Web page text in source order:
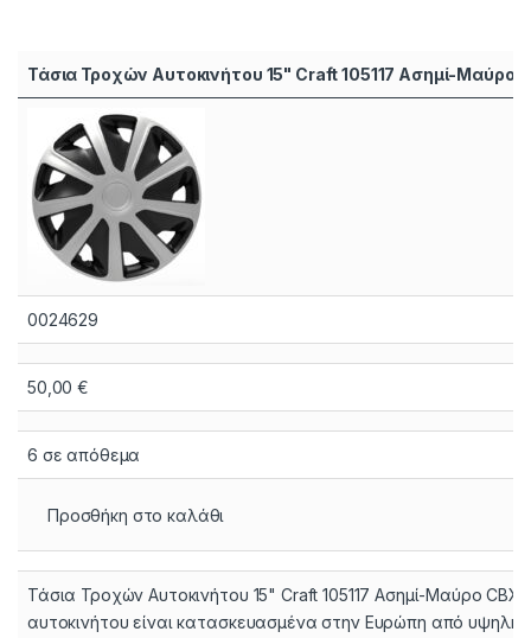
Τάσια Τροχών Αυτοκινήτου 15" Craft 105117 Ασημί-Μαύρο
0024629
50,00€
6 σε απόθεμα
Προσθήκη στο καλάθι
Τάσια Τροχών Αυτοκινήτου 15" Craft 105117 Ασημί-Μαύρο
αυτοκινήτου είναι κατασκευασμένα στην Ευρώπη από